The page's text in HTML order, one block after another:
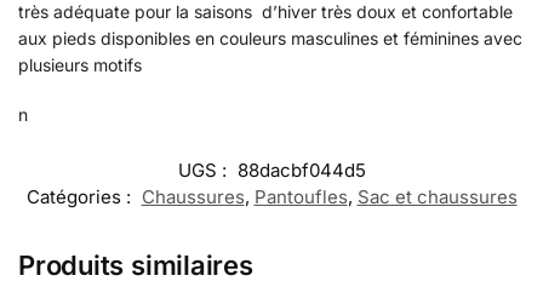
très adéquate pour la saisons d’hiver très doux et confortable
aux pieds disponibles en couleurs masculines et féminines avec
plusieurs motifs
n
UGS : 88dacbf044d5
Catégories : Chaussures, Pantoufles, Sac et chaussures
Produits similaires